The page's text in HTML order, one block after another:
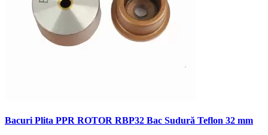
Bacuri Plita PPR ROTOR RBP32 Bac Sudură Teflon 32 mm